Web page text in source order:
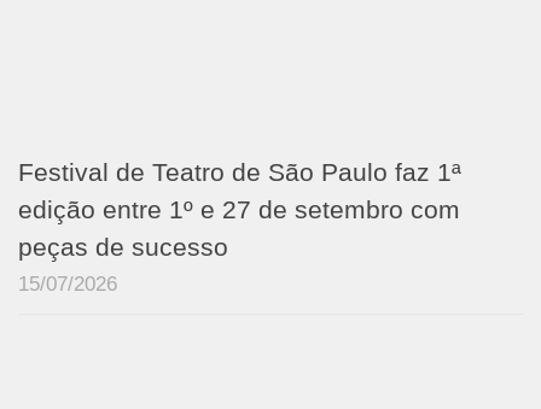
Festival de Teatro de São Paulo faz 1ª
edição entre 1º e 27 de setembro com
peças de sucesso
15/07/2026